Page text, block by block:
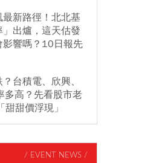
新路徑！北北基
出爐，這天估發
響嗎？10日報先
台積電、欣興、
高？先看股市老
甜價浮現」
/ EVENT NEWS /